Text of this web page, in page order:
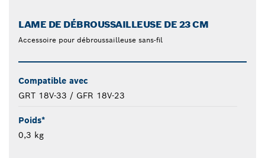
LAME DE DÉBROUSSAILLEUSE DE 23 CM
Accessoire pour débroussailleuse sans-fil
Compatible avec
GRT 18V-33 / GFR 18V-23
Poids*
0,3 kg